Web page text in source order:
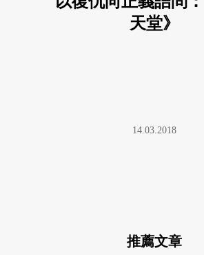
天堂》
14.03.2018
推薦文章